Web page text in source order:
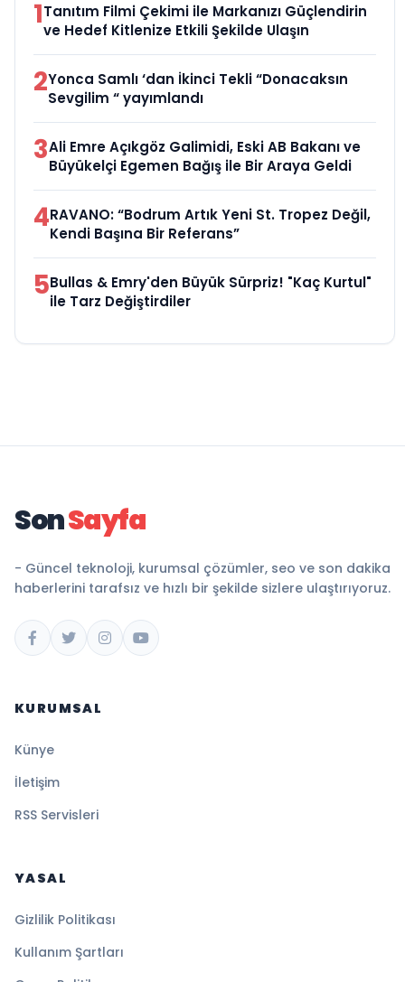
1Tanıtım Filmi Çekimi ile Markanızı Güçlendirin
ve Hedef Kitlenize Etkili Şekilde Ulaşın
2Yonca Samlı ‘dan İkinci Tekli “Donacaksın
Sevgilim “ yayımlandı
3Ali Emre Açıkgöz Galimidi, Eski AB Bakanı ve
Büyükelçi Egemen Bağış ile Bir Araya Geldi
4RAVANO: “Bodrum Artık Yeni St. Tropez Değil,
Kendi Başına Bir Referans”
5Bullas & Emry'den Büyük Sürpriz! "Kaç Kurtul"
ile Tarz Değiştirdiler
SonSayfa
- Güncel teknoloji, kurumsal çözümler, seo ve son dakika
haberlerini tarafsız ve hızlı bir şekilde sizlere ulaştırıyoruz.
KURUMSAL
Künye
İletişim
RSS Servisleri
YASAL
Gizlilik Politikası
Kullanım Şartları